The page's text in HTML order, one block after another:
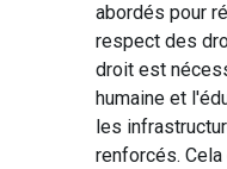
abordés pour
respect des
droit est
humaine et
les
renforcés.